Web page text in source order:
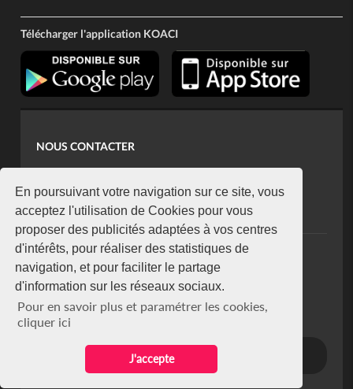
En poursuivant votre navigation sur ce site, vous
acceptez l'utilisation de Cookies pour vous
proposer des publicités adaptées à vos centres
d'intérêts, pour réaliser des statistiques de
navigation, et pour faciliter le partage
d'information sur les réseaux sociaux.
Pour en savoir plus et paramétrer les cookies,
cliquer ici
J'accepte
Télécharger l'application KOACI
NOUS CONTACTER
koaci@yahoo.fr
+225 07 08 85 52 93
NEWSLETTER
Restez connecté via notre newsletter
S'abonner
Se désabonner